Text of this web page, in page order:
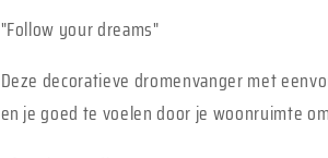
"Follow your dreams"
Deze decoratieve dromenvanger met
en je goed te voelen door je woonruimte